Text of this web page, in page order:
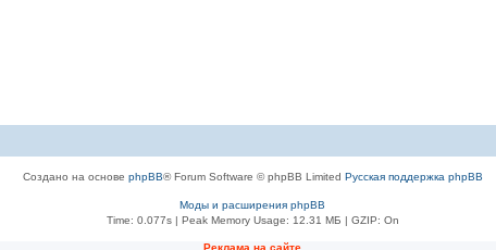
Создано на основе phpBB® Forum Software © phpBB Limited Русская поддержка phpBB
Моды и расширения phpBB
Time: 0.077s| Peak Memory Usage: 12.31 МБ | GZIP: On